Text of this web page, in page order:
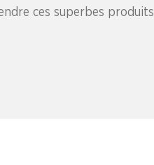
ces superbes produits